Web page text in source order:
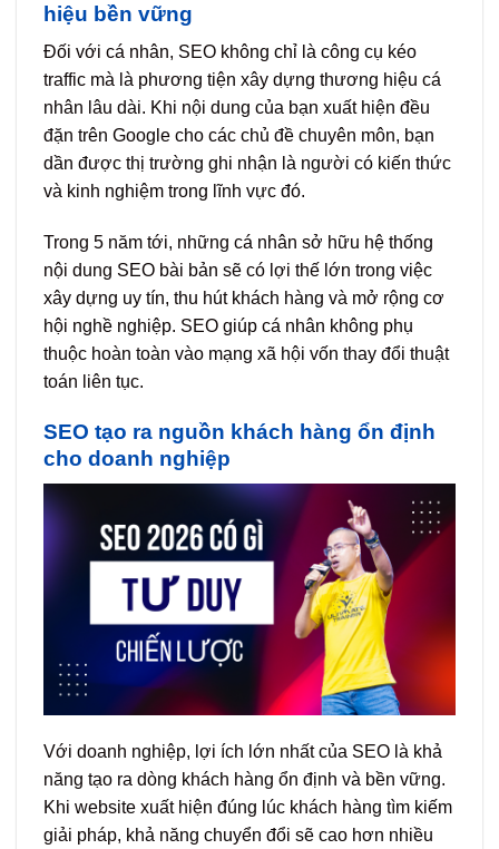
hiệu bền vững
Đối với cá nhân, SEO không chỉ là công cụ kéo
traffic mà là phương tiện xây dựng thương hiệu cá
nhân lâu dài. Khi nội dung của bạn xuất hiện đều
đặn trên Google cho các chủ đề chuyên môn, bạn
dần được thị trường ghi nhận là người có kiến thức
và kinh nghiệm trong lĩnh vực đó.
Trong 5 năm tới, những cá nhân sở hữu hệ thống
nội dung SEO bài bản sẽ có lợi thế lớn trong việc
xây dựng uy tín, thu hút khách hàng và mở rộng cơ
hội nghề nghiệp. SEO giúp cá nhân không phụ
thuộc hoàn toàn vào mạng xã hội vốn thay đổi thuật
toán liên tục.
SEO tạo ra nguồn khách hàng ổn định
cho doanh nghiệp
Với doanh nghiệp, lợi ích lớn nhất của SEO là khả
năng tạo ra dòng khách hàng ổn định và bền vững.
Khi website xuất hiện đúng lúc khách hàng tìm kiếm
giải pháp, khả năng chuyển đổi sẽ cao hơn nhiều